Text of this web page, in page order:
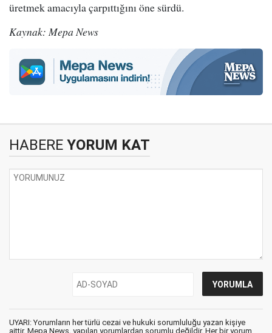
üretmek amacıyla çarpıttığını öne sürdü.
Kaynak: Mepa News
HABERE YORUM KAT
UYARI: Yorumların her türlü cezai ve hukuki sorumluluğu yazan kişiye
aittir. Mepa News, yapılan yorumlardan sorumlu değildir. Her bir yorum